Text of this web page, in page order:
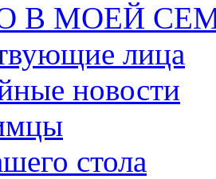
В МОЕЙ
лица
новости
стола